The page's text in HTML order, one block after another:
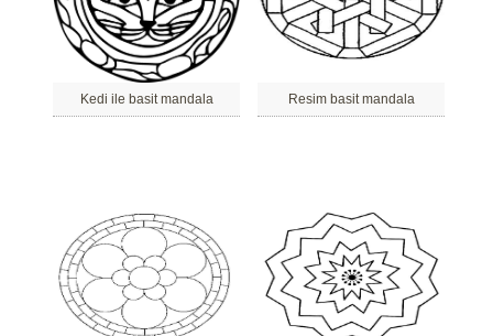
Kedi ile basit mandala Resim basit mandala